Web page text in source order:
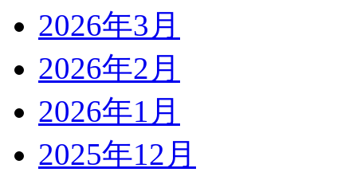
2026年3月
2026年2月
2026年1月
2025年12月